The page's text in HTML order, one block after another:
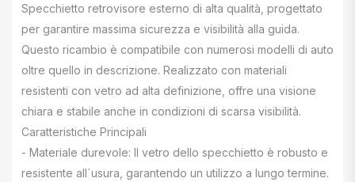
Specchietto retrovisore esterno di alta qualità, progettato
per garantire massima sicurezza e visibilità alla guida.
Questo ricambio è compatibile con numerosi modelli di auto
oltre quello in descrizione. Realizzato con materiali
resistenti con vetro ad alta definizione, offre una visione
chiara e stabile anche in condizioni di scarsa visibilità.
Caratteristiche Principali
- Materiale durevole: Il vetro dello specchietto è robusto e
resistente all`usura, garantendo un utilizzo a lungo termine.